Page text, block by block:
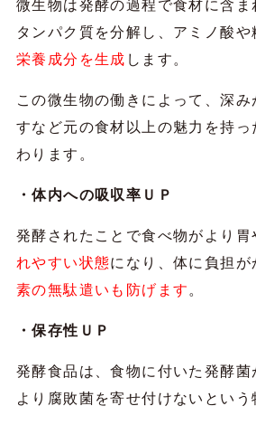
微生物は発酵の過程で食材に含
タンパク質を分解し、アミノ酸や
栄養成分を生成 します。
この微生物の働きによって、深
すなど元の食材以上の魅力を持
わります。
・体内への吸収率ＵＰ
発酵されたことで食べ物がより胃
れやすい状態になり、体に負担が
素の無駄遣いも防げます 。
・保存性ＵＰ
発酵食品は、食物に付いた発酵菌
より腐敗菌を寄せ付けないという